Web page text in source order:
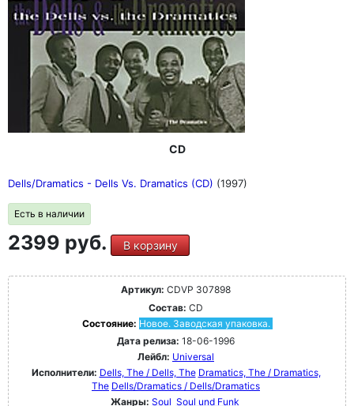
CD
Dells/Dramatics - Dells Vs. Dramatics (CD) (1997)
Есть в наличии
2399 руб. В корзину
Артикул: CDVP 307898
Состав: CD
Состояние: Новое. Заводская упаковка.
Дата релиза: 18-06-1996
Лейбл: Universal
Исполнители: Dells, The / Dells, The Dramatics, The / Dramatics,
The Dells/Dramatics / Dells/Dramatics
Жанры: Soul Soul und Funk